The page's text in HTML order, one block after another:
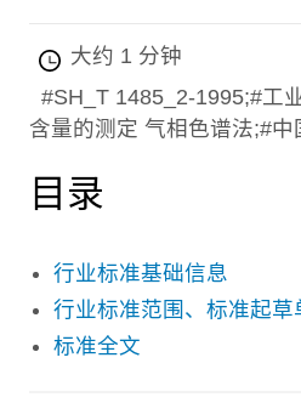
大约 1 分钟
#SH_T 1485_2-1995;#工
含量的测定 气相色谱法;#中
目录
行业标准基础信息
行业标准范围、标准起
标准全文